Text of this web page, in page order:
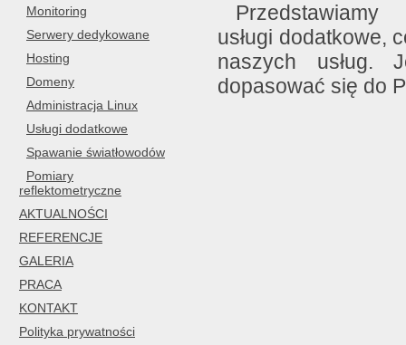
Monitoring
Serwery dedykowane
Hosting
Domeny
Administracja Linux
Usługi dodatkowe
Spawanie światłowodów
Pomiary
reflektometryczne
AKTUALNOŚCI
REFERENCJE
GALERIA
PRACA
KONTAKT
Polityka prywatności
usługi dodatkowe,
naszych usług.
dopasować się do